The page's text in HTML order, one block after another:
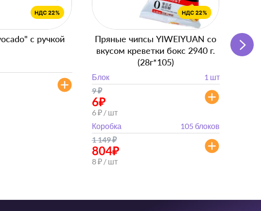
с ручкой
Пряные чипсы YIWEIYUAN со
вкусом креветки бокс 2940 г.
(28г*105)
Блок
1 шт
9₽
6₽
6 ₽ / шт
Коробка
105 блоков
1 149₽
804₽
8 ₽ / шт